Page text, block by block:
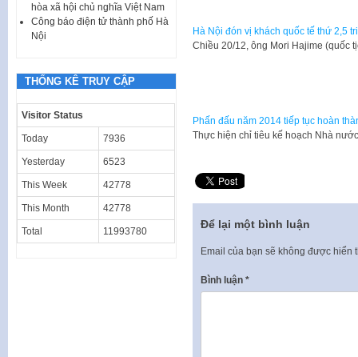
Hà Nội đón vị khách quốc tế thứ 2,5
​Chiều 20/12, ông Mori Hajime (quốc
Phấn đấu năm 2014 tiếp tục hoàn
​Thực hiện chỉ tiêu kế hoạch Nhà
Để lại một bình luận
Email của bạn sẽ không được hiển
Bình luận *
hòa xã hội chủ nghĩa Việt Nam
Công báo điện tử thành phố Hà
Nội
THỐNG KÊ TRUY CẬP
Visitor Status
Today 7936
Yesterday 6523
This Week 42778
This Month 42778
Total 11993780